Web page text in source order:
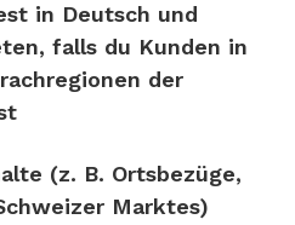
in Deutsch und
falls du Kunden in
der
(z. B. Ortsbezüge,
Marktes)